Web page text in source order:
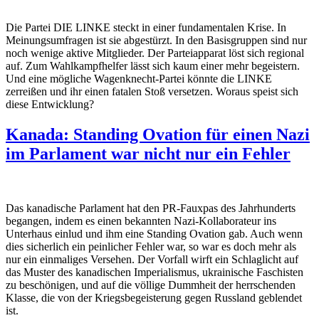
Die Partei DIE LINKE steckt in einer fundamentalen Krise. In
Meinungsumfragen ist sie abgestürzt. In den Basisgruppen sind nur
noch wenige aktive Mitglieder. Der Parteiapparat löst sich regional
auf. Zum Wahlkampfhelfer lässt sich kaum einer mehr begeistern.
Und eine mögliche Wagenknecht-Partei könnte die LINKE
zerreißen und ihr einen fatalen Stoß versetzen. Woraus speist sich
diese Entwicklung?
Kanada: Standing Ovation für einen Nazi
im Parlament war nicht nur ein Fehler
Das kanadische Parlament hat den PR-Fauxpas des Jahrhunderts
begangen, indem es einen bekannten Nazi-Kollaborateur ins
Unterhaus einlud und ihm eine Standing Ovation gab. Auch wenn
dies sicherlich ein peinlicher Fehler war, so war es doch mehr als
nur ein einmaliges Versehen. Der Vorfall wirft ein Schlaglicht auf
das Muster des kanadischen Imperialismus, ukrainische Faschisten
zu beschönigen, und auf die völlige Dummheit der herrschenden
Klasse, die von der Kriegsbegeisterung gegen Russland geblendet
ist.